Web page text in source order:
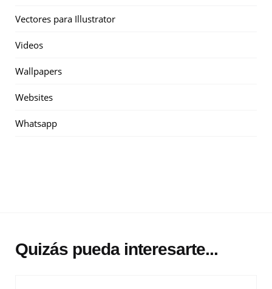
Vectores para Illustrator
Videos
Wallpapers
Websites
Whatsapp
Quizás pueda interesarte...